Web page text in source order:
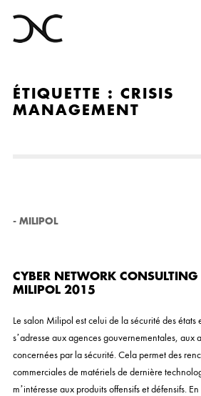
ÉTIQUETTE : CRISIS
MANAGEMENT
- MILIPOL
CYBER NETWORK CONSULTING
MILIPOL 2015
Le salon Milipol est celui de la sécurité des états
s’adresse aux agences gouvernementales, aux
concernées par la sécurité. Cela permet des
commerciales de matériels de dernière
m’intéresse aux produits offensifs et défensifs.